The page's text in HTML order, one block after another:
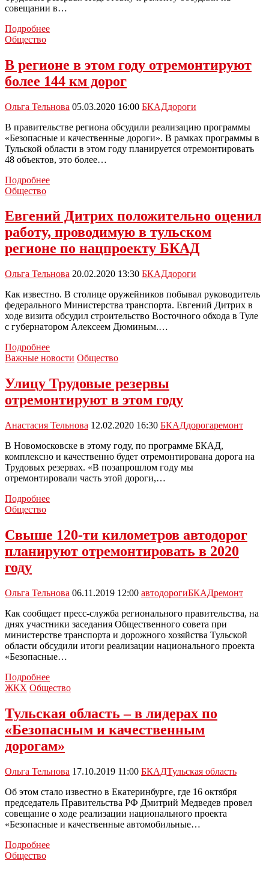
совещании в…
ПодробнееТрудовые
Общество
В регионе в этом году отремонтируют
более 144 км дорог
Ольга Тельнова 05.03.2020 16:00 БКАДдороги
В правительстве региона обсудили реализацию программы
«Безопасные и качественные дороги». В рамках программы в
Тульской области в этом году планируется отремонтировать
48 объектов, это более…
ПодробнееВ
этом
году
отремонтируют
более
144
дорог
Общество
Евгений Дитрих положительно оценил
работу, проводимую в тульском
регионе по нацпроекту БКАД
Ольга Тельнова 20.02.2020 13:30 БКАДдороги
Как известно. В столице оружейников побывал руководитель
федерального Министерства транспорта. Евгений Дитрих в
ходе визита обсудил строительство Восточного обхода в Туле
с губернатором Алексеем Дюминым.…
ПодробнееЕвгений
Дитрих
оценил
работу,
проводимую
тульском
регионе
по
нацпроекту
БКАД
Важные новости Общество
Улицу Трудовые резервы
отремонтируют в этом году
Анастасия Тельнова 12.02.2020 16:30 БКАДдорогаремонт
В Новомосковске в этому году, по программе БКАД,
комплексно и качественно будет отремонтирована дорога на
Трудовых резервах. «В позапрошлом году мы
отремонтировали часть этой дороги,…
ПодробнееУлицу
отремонтируют
в
этом
Общество
Свыше 120-ти километров автодорог
планируют отремонтировать в 2020
году
Ольга Тельнова 06.11.2019 12:00 автодорогиБКАДремонт
Как сообщает пресс-служба регионального правительства, на
днях участники заседания Общественного совета при
министерстве транспорта и дорожного хозяйства Тульской
области обсудили итоги реализации национального проекта
«Безопасные…
ПодробнееСвыше
120-
километров
автодорог
планируют
в
году
ЖКХ Общество
Тульская область – в лидерах по
«Безопасным и качественным
дорогам»
Ольга Тельнова 17.10.2019 11:00 БКАДТульская область
Об этом стало известно в Екатеринбурге, где 16 октября
председатель Правительства РФ Дмитрий Медведев провел
совещание о ходе реализации национального проекта
«Безопасные и качественные автомобильные…
ПодробнееТульская
Общество